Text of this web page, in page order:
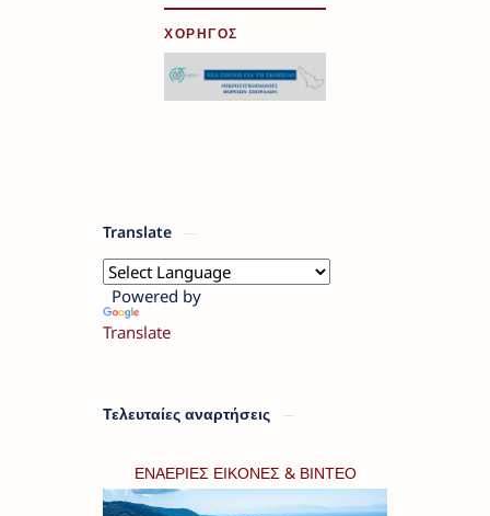
ΧΟΡΗΓΟΣ
Translate
Powered by
Translate
Τελευταίες αναρτήσεις
ΕΝΑΕΡΙΕΣ ΕΙΚΟΝΕΣ & ΒΙΝΤΕΟ